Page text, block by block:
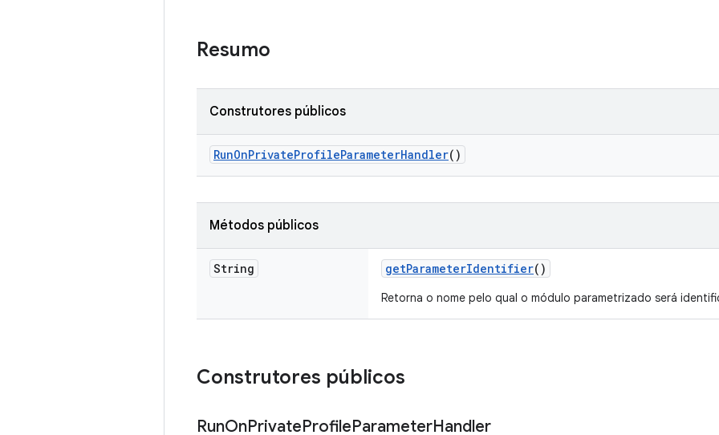
Resumo
Construtores públicos
RunOnPrivateProfileParameterHandler()
Métodos públicos
String getParameterIdentifier()
Retorna o nome pelo qual o módulo parametrizado será
Construtores públicos
RunOnPrivateProfileParameterHandler